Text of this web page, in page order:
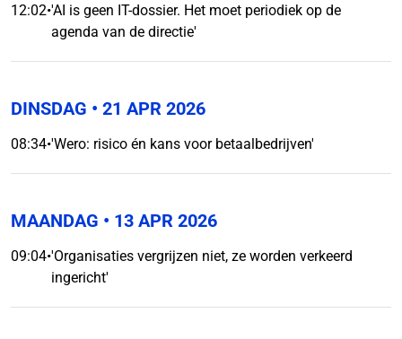
12:02•'AI is geen IT-dossier. Het moet periodiek op de
agenda van de directie'
DINSDAG • 21 APR 2026
08:34•'Wero: risico én kans voor betaalbedrijven'
MAANDAG • 13 APR 2026
09:04•'Organisaties vergrijzen niet, ze worden verkeerd
ingericht'